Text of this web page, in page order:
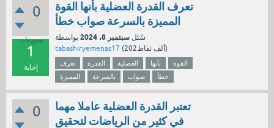
0
تصويتات
1
إجابة
تعرف القدرة العضلية بأنها القوة
المميزة بالسرعة صواب خطأ
سُئل سبتمبر 8، 2024
بواسطة
tabashiryemenas17 ( 202ألف نقاط)
تعرف القدرة العضلية بأنها
القوة
المميزة
بالسرعة صواب خطأ
0
تعتبر القدرة العضلية عاملا مهما
في كثير من الرياضات لتحقيق